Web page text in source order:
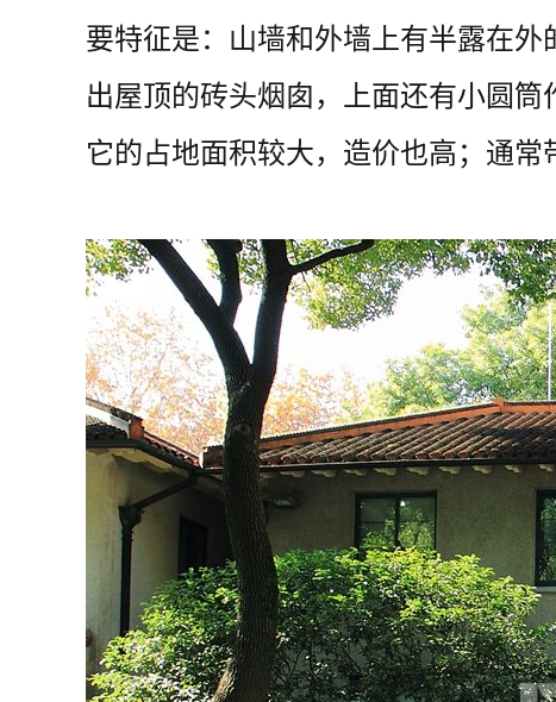
要特征是：山墙和外墙上有半露在
出屋顶的砖头烟囱，上面还有小圆筒
它的占地面积较大，造价也高；通常